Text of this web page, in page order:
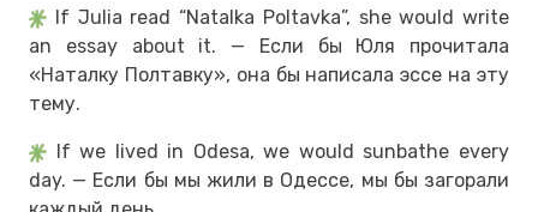
If Julia read “Natalka Poltavka”, she would write
an essay about it. — Если бы Юля прочитала
«Наталку Полтавку», она бы написала эссе на эту
тему.
If we lived in Odesa, we would sunbathe every
day. — Если бы мы жили в Одессе, мы бы загорали